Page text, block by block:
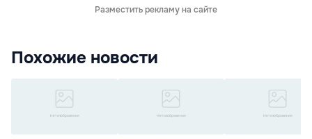
Разместить рекламу на сайте
Похожие новости